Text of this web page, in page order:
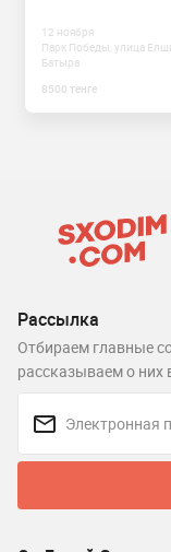
12 ноября
Парк Победы, улица
Батыра
8500 тенге
Рассылка
Отбираем главные
рассказываем о них